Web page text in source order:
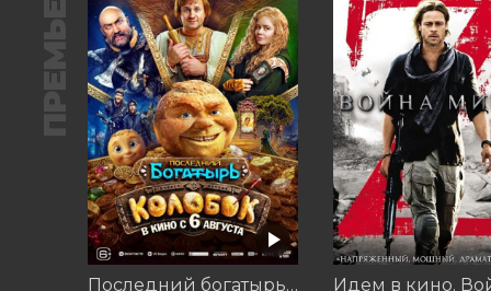
ПРЕМЬЕРА
Последний богатырь. Колобок